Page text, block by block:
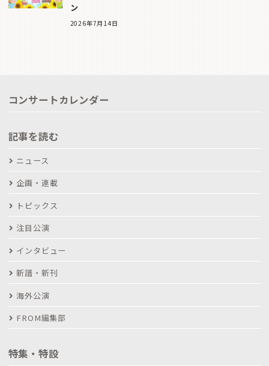
ン
2026年7月14日
コンサートカレンダー
記事を読む
ニュース
企画・連載
トピックス
注目公演
インタビュー
新譜・新刊
海外公演
FROM編集部
特集・特設